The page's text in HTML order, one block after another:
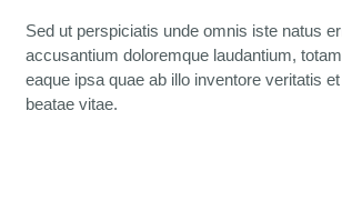
Sed ut perspiciatis unde omnis iste natus
accusantium doloremque laudantium,
eaque ipsa quae ab illo inventore veritatis
beatae vitae.